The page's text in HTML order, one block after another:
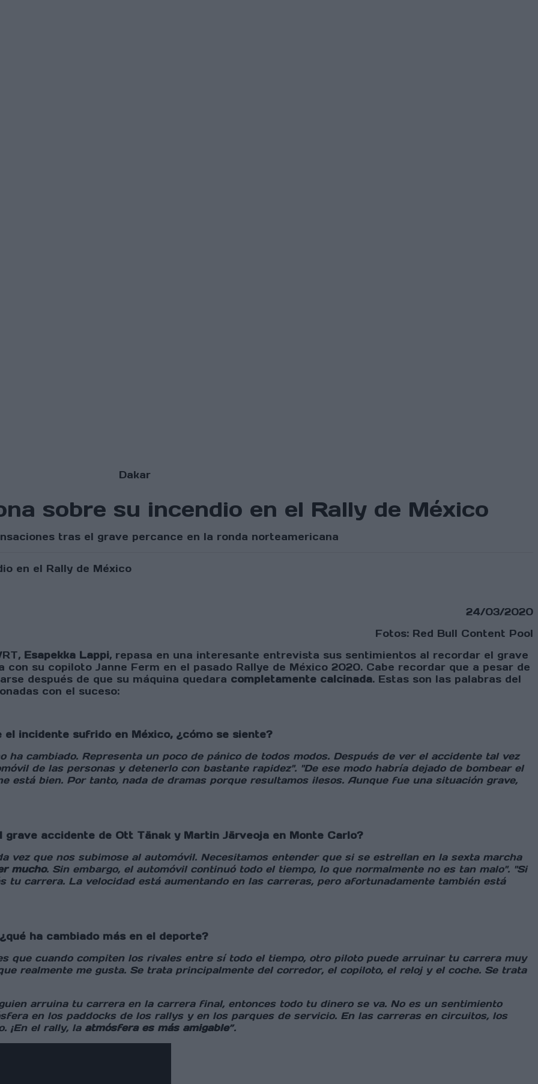
Dakar
sobre su incendio en el Rally de México
tras el grave percance en la ronda norteamericana
24/03/2020
Fotos: Red Bull Content Pool
Esapekka Lappi, repasa en una interesante entrevista sus sentimientos al recordar el grave
su copiloto Janne Ferm en el pasado Rallye de México 2020. Cabe recordar que a pesar de
después de que su máquina quedara completamente calcinada. Estas son las palabras del
con el suceso:
incidente sufrido en México, ¿cómo se siente?
cambiado. Representa un poco de pánico de todos modos. Después de ver el accidente tal vez
de las personas y detenerlo con bastante rapidez". "De ese modo habría dejado de bombear el
está bien. Por tanto, nada de dramas porque resultamos ilesos. Aunque fue una situación grave,
accidente de Ott Tänak y Martin Järveoja en Monte Carlo?
vez que nos subimose al automóvil. Necesitamos entender que si se estrellan en la sexta marcha
mucho. Sin embargo, el automóvil continuó todo el tiempo, lo que normalmente no es tan malo". "Si
tu carrera. La velocidad está aumentando en las carreras, pero afortunadamente también está
ha cambiado más en el deporte?
que cuando compiten los rivales entre sí todo el tiempo, otro piloto puede arruinar tu carrera muy
realmente me gusta. Se trata principalmente del corredor, el copiloto, el reloj y el coche. Se trata
arruina tu carrera en la carrera final, entonces todo tu dinero se va. No es un sentimiento
en los paddocks de los rallys y en los parques de servicio. En las carreras en circuitos, los
¡En el rally, la atmósfera es más amigable”.